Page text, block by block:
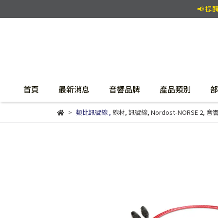
📢 提
首頁 最新消息 音響品牌 產品類別
類比訊號線, 線材, 訊號線, Nordost-NORSE 2, 音